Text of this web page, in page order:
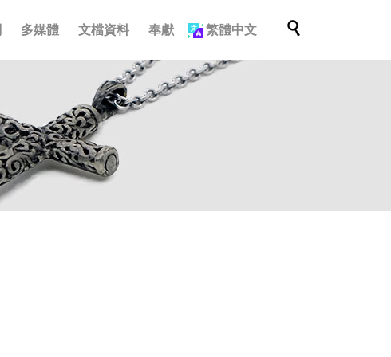
至
多媒體 文檔資料 奉獻 繁體中文 